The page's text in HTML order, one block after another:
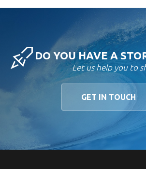
DO YOU HAVE A
Let us help you to
GET IN TOUCH